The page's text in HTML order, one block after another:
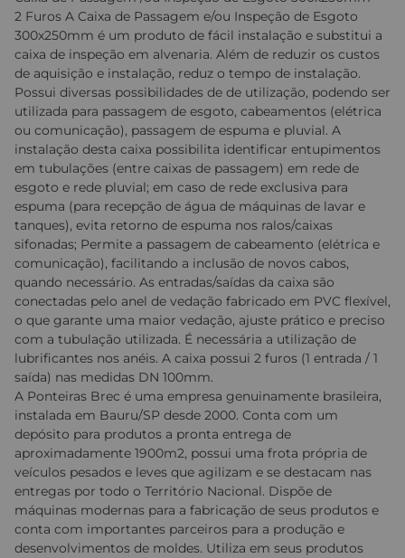
2 Furos A Caixa de Passagem e/ou Inspeção de Esgoto
300x250mm é um produto de fácil instalação e substitui a
caixa de inspeção em alvenaria. Além de reduzir os custos
de aquisição e instalação, reduz o tempo de instalação.
Possui diversas possibilidades de de utilização, podendo ser
utilizada para passagem de esgoto, cabeamentos (elétrica
ou comunicação), passagem de espuma e pluvial. A
instalação desta caixa possibilita identificar entupimentos
em tubulações (entre caixas de passagem) em rede de
esgoto e rede pluvial; em caso de rede exclusiva para
espuma (para recepção de água de máquinas de lavar e
tanques), evita retorno de espuma nos ralos/caixas
sifonadas; Permite a passagem de cabeamento (elétrica e
comunicação), facilitando a inclusão de novos cabos,
quando necessário. As entradas/saídas da caixa são
conectadas pelo anel de vedação fabricado em PVC flexível,
o que garante uma maior vedação, ajuste prático e preciso
com a tubulação utilizada. É necessária a utilização de
lubrificantes nos anéis. A caixa possui 2 furos (1 entrada / 1
saída) nas medidas DN 100mm.
A Ponteiras Brec é uma empresa genuinamente brasileira,
instalada em Bauru/SP desde 2000. Conta com um
depósito para produtos a pronta entrega de
aproximadamente 1900m2, possui uma frota própria de
veículos pesados e leves que agilizam e se destacam nas
entregas por todo o Território Nacional. Dispõe de
máquinas modernas para a fabricação de seus produtos e
conta com importantes parceiros para a produção e
desenvolvimentos de moldes. Utiliza em seus produtos